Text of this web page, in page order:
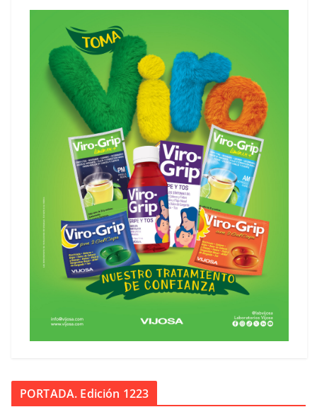
PORTADA. Edición 1223